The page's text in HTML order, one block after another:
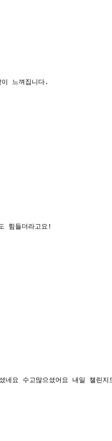
느껴집니다.
힘들더라고요!
네요 수고많으셨어요 내일 챌린지